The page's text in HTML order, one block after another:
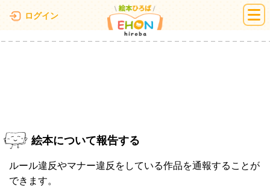
ログイン 絵本ひろば
絵本について報告する
ルール違反やマナー違反をしている作品を通報することが
できます。